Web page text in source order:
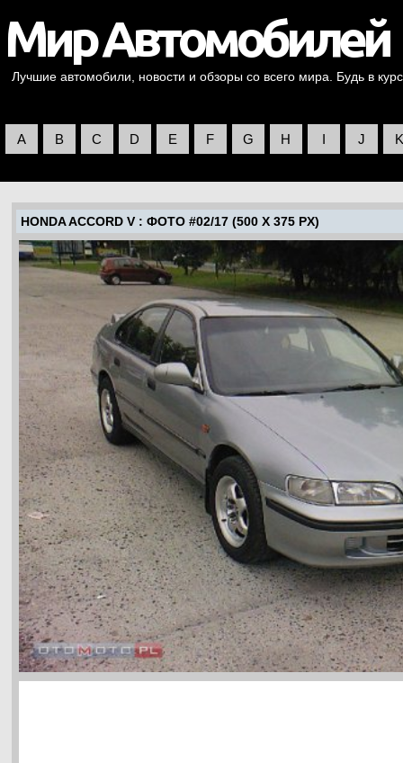
Лучшие автомобили, новости и обзоры со всего мира. Будь в
A B C D E F G H I J K
HONDA ACCORD V : ФОТО #02/17 (500 X 375 PX)